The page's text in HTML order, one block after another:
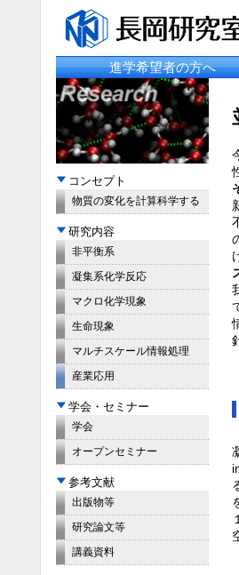
進学希望者の方へ
コンセプト
物質の変化を計算科学する
研究内容
非平衡系
凝集系化学反応
マクロ化学現象
生命現象
マルチスケール情報処理
産業応用
学会・セミナー
学会
オープンセミナー
参考文献
出版物等
研究論文等
講義資料